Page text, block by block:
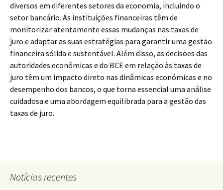
diversos em diferentes setores da economia, incluindo o
setor bancário. As instituições financeiras têm de
monitorizar atentamente essas mudanças nas taxas de
juro e adaptar as suas estratégias para garantir uma gestão
financeira sólida e sustentável. Além disso, as decisões das
autoridades económicas e do BCE em relação às taxas de
juro têm um impacto direto nas dinâmicas económicas e no
desempenho dos bancos, o que torna essencial uma análise
cuidadosa e uma abordagem equilibrada para a gestão das
taxas de juro.
Notícias recentes